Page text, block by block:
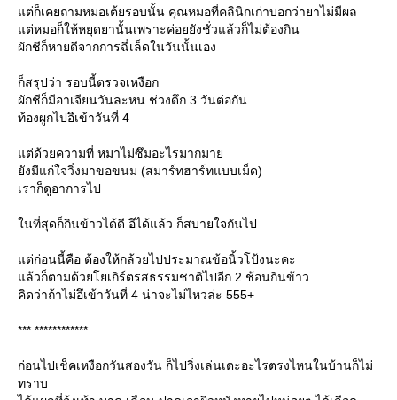
ต่ก็เคยถามหมอเต้ยรอบนั้น คุณหมอที่คลินิกเก่าบอกว่ายาไม่มีผล
ต่หมอก็ให้หยุดยานั้นเพราะค่อยยังชั่วแล้วก็ไม่ต้องกิน
ผักชีก็หายดีจากการฉี่เล็ดในวันนั้นเอง
ก็สรุปว่า รอบนี้ตรวจเหงือก
ผักชีก็มีอาเจียนวันละหน ช่วงดึก 3 วันต่อกัน
ท้องผูกไปอึเข้าวันที่ 4
ต่ด้วยความที่ หมาไม่ซึมอะไรมากมา
ังมีแก่ใจวิ่งมาขอขนม (สมาร์ทฮาร์ทแบบเม็ด)
เราก็ดูอาการไป
นที่สุดก็กินข้าวได้ดี อึได้แล้ว ก็สบายใจกันไป
ต่ก่อนนี้คือ ต้องให้กล้วยไปประมาณข้อนิ้วโป้งนะคะ
ล้วก็ตามด้วยโยเกิร์ตรสธรรมชาติไปอีก 2 ช้อนกินข้าว
คิดว่าถ้าไม่อึเข้าวันที่ 4 น่าจะไม่ไหวล่ะ 555+
*** ************
ก่อนไปเช็คเหงือกวันสองวัน ก็ไปวิ่งเล่นเตะอะไรตรงไหนในบ้านก็ไม่
ทราบ